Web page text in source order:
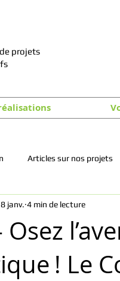
projets
Articles sur nos projets
Osez
! Le
8 janv. 4 min de lecture